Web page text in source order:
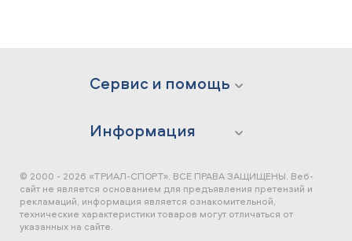
Сервис и помощь
Информация
© 2000 - 2026 «ТРИАЛ-СПОРТ». ВСЕ ПРАВА ЗАЩИЩЕНЫ. Веб-
сайт не является основанием для предъявления претензий и
рекламаций, информация является ознакомительной,
технические характеристики товаров могут отличаться от
указанных на сайте.